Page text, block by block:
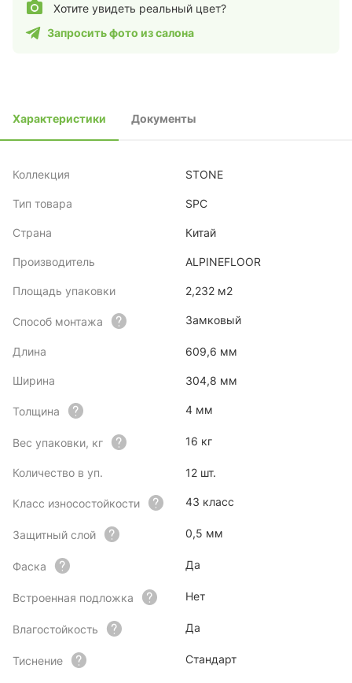
Хотите увидеть реальный цвет?
Запросить фото из салона
Характеристики Документы
Коллекция STONE
Тип товара SPC
Страна Китай
Производитель ALPINEFLOOR
Площадь упаковки 2,232 м2
Способ монтажа Замковый
Длина 609,6 мм
Ширина 304,8 мм
Толщина 4 мм
Вес упаковки, кг 16 кг
Количество в уп. 12 шт.
Класс износостойкости 43 класс
Защитный слой 0,5 мм
Фаска Да
Встроенная подложка Нет
Влагостойкость Да
Тиснение Стандарт